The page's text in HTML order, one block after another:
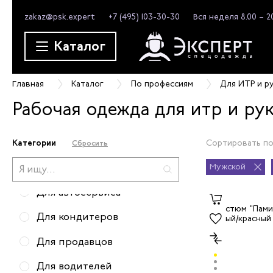
zakaz@psk.expert +7 (495) 103-30-30 Вся неделя 8.00 –
Каталог
Главная Каталог По профессиям Для ИТР и
Рабочая одежда для итр и
Категории Сбросить
Для инженеров
Для пекаря
Для ИТР и руководителей
Для поваров
Для автосервиса
Для кондитеров
Для продавцов
Для водителей
Сортировать
Мужской